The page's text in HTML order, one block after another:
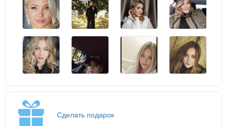
Сделать подарок